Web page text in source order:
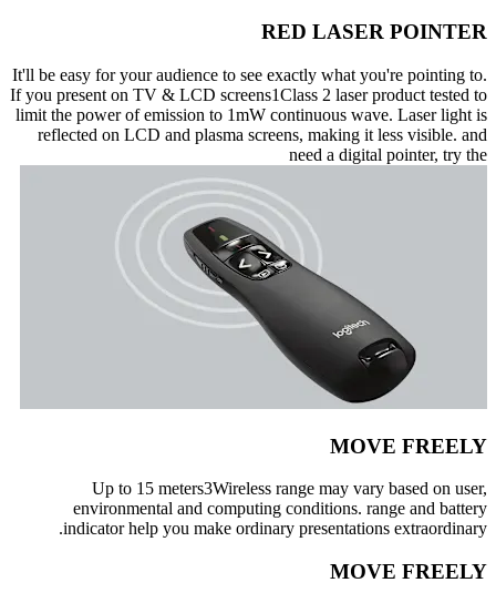
RED LASER POINTER
It'll be easy for your audience to see exactly what you're pointing to.
If you present on TV & LCD screens1Class 2 laser product tested to
limit the power of emission to 1mW continuous wave. Laser light is
reflected on LCD and plasma screens, making it less visible. and
need a digital pointer, try the
MOVE FREELY
Up to 15 meters3Wireless range may vary based on user,
environmental and computing conditions. range and battery
indicator help you make ordinary presentations extraordinary.
MOVE FREELY